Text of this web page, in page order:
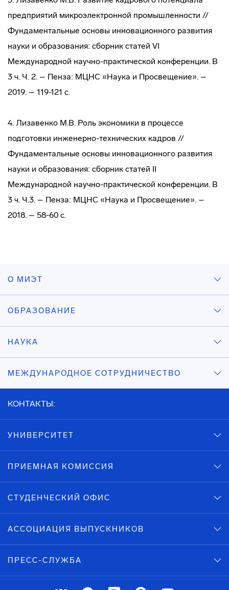
предприятий микроэлектронной промышленности //
Фундаментальные основы инновационного развития
науки и образования: сборник статей VI
Международной научно-практической конференции. В
3 ч. Ч. 2. – Пенза: МЦНС «Наука и Просвещение». –
2019. – 119-121 с.
4. Лизавенко М.В. Роль экономики в процессе
подготовки инженерно-технических кадров //
Фундаментальные основы инновационного развития
науки и образования: сборник статей II
Международной научно-практической конференции. В
3 ч. Ч.3. – Пенза: МЦНС «Наука и Просвещение». –
2018. – 58-60 с.
О МИЭТ
ОБРАЗОВАНИЕ
НАУКА
МЕЖДУНАРОДНОЕ СОТРУДНИЧЕСТВО
КОНТАКТЫ:
УНИВЕРСИТЕТ
ПРИЕМНАЯ КОМИССИЯ
СТУДЕНЧЕСКИЙ ОФИС
АССОЦИАЦИЯ ВЫПУСКНИКОВ
ПРЕСС-СЛУЖБА